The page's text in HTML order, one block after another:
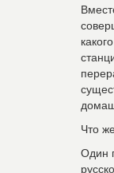
Что
Один